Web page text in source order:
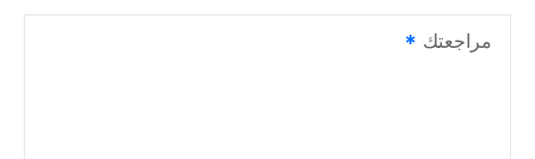
مراجعتك